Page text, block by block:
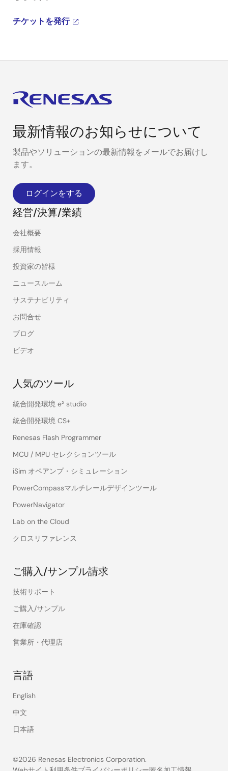
チケットを発行
最新情報のお知らせについて
製品やソリューションの最新情報をメールでお届けし
ます。
ログインをする
経営/決算/業績
会社概要
採用情報
投資家の皆様
ニュースルーム
サステナビリティ
お問合せ
ブログ
ビデオ
人気のツール
統合開発環境 e² studio
統合開発環境 CS+
Renesas Flash Programmer
MCU / MPU セレクションツール
iSim オペアンプ・シミュレーション
PowerCompassマルチレールデザインツール
PowerNavigator
Lab on the Cloud
クロスリファレンス
ご購入/サンプル請求
技術サポート
ご購入/サンプル
在庫確認
営業所・代理店
言語
English
中文
日本語
©2026 Renesas Electronics Corporation.